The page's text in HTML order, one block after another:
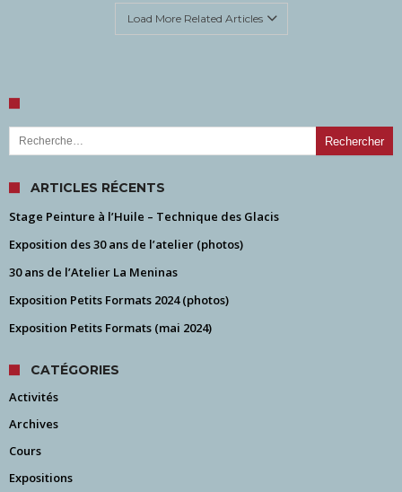
Load More Related Articles
Rechercher :
ARTICLES RÉCENTS
Stage Peinture à l’Huile – Technique des Glacis
Exposition des 30 ans de l’atelier (photos)
30 ans de l’Atelier La Meninas
Exposition Petits Formats 2024 (photos)
Exposition Petits Formats (mai 2024)
CATÉGORIES
Activités
Archives
Cours
Expositions